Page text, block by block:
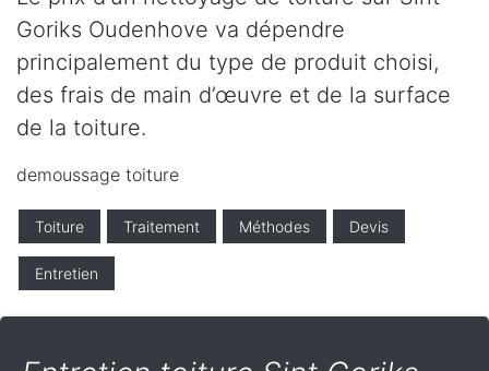
Goriks Oudenhove va dépendre
principalement du type de produit choisi,
des frais de main d’œuvre et de la surface
de la toiture.
demoussage toiture
Toiture Traitement Méthodes Devis
Entretien